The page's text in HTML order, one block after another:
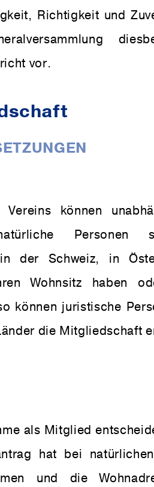
Richtigkeit und
vor.
können
in der Schweiz, in
Wohnsitz haben
können juristische
die Mitgliedschaft
als Mitglied
hat bei
und die